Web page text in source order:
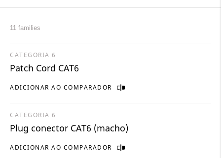
11 families
ADICIONAR AO COMPARADOR
CATEGORIA 6
Patch Cord CAT6
ADICIONAR AO COMPARADOR
CATEGORIA 6
Plug conector CAT6 (macho)